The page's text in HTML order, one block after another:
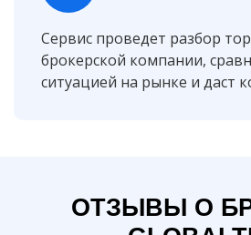
Сервис проведет разбор
брокерской компании,
ситуацией на рынке и даст
ОТЗЫВЫ О